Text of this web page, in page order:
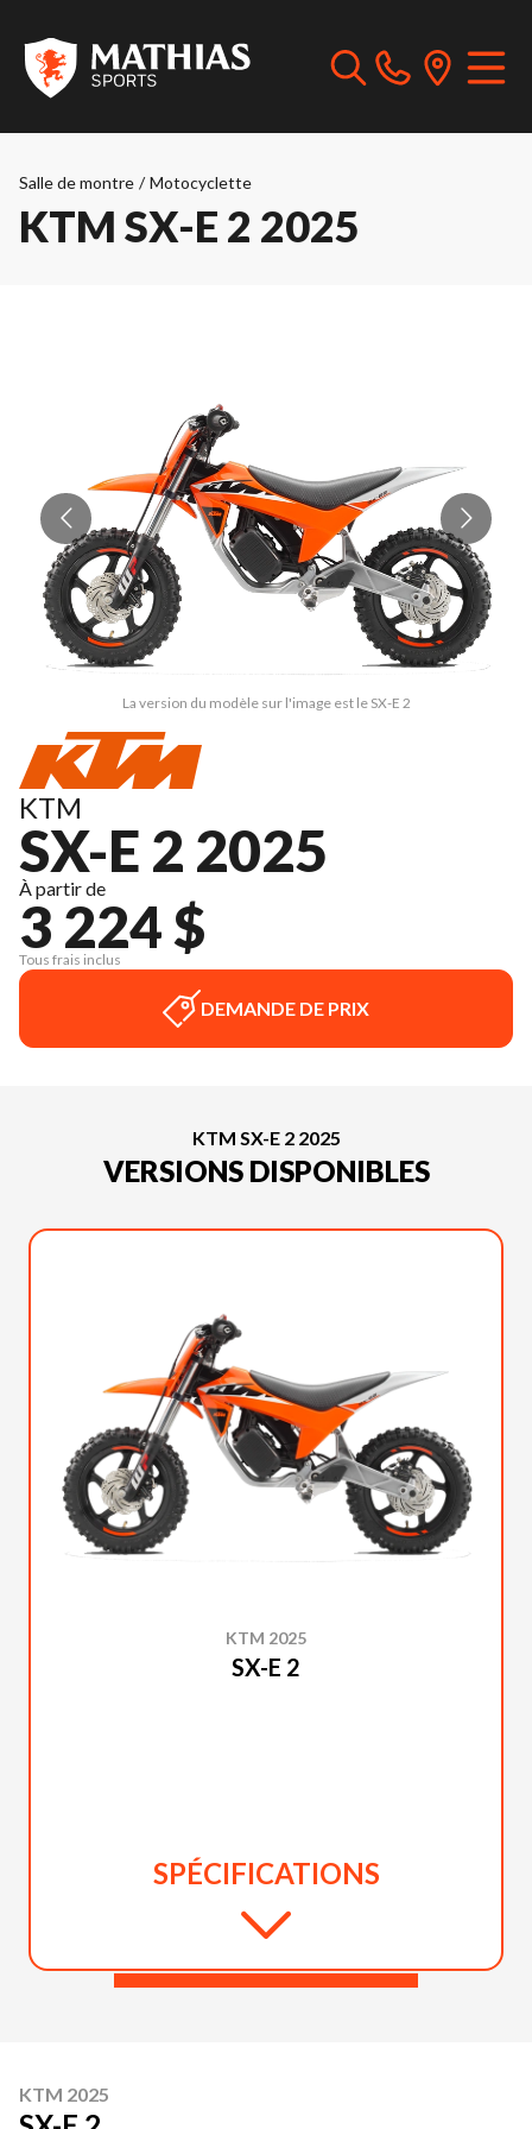
Salle de montre / Motocyclette
KTM SX-E 2 2025
La version du modèle sur l'image est le SX-E 2
KTM
SX-E 2 2025
À partir de
3 224 $
Tous frais inclus
DEMANDE DE PRIX
KTM SX-E 2 2025
VERSIONS DISPONIBLES
KTM 2025
SX-E 2
SPÉCIFICATIONS
KTM 2025